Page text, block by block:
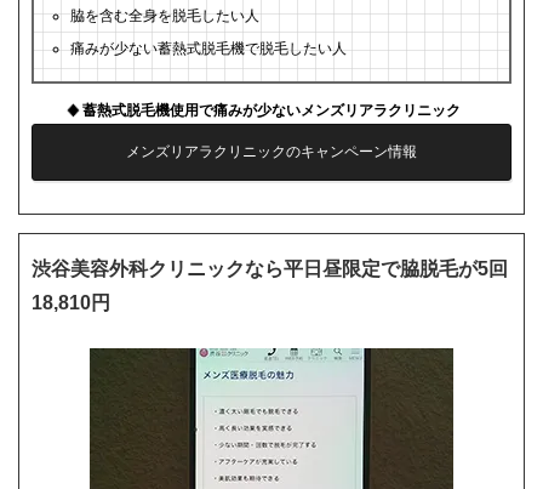
脇を含む全身を脱毛したい人
痛みが少ない蓄熱式脱毛機で脱毛したい人
蓄熱式脱毛機使用で痛みが少ないメンズリアラクリニック
メンズリアラクリニックのキャンペーン情報
渋谷美容外科クリニックなら平日昼限定で脇脱毛が5回
18,810円